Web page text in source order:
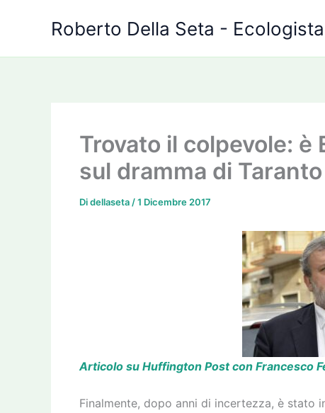
Roberto Della Seta -
Trovato il colpevole: è
sul dramma di Taranto
Didellaseta /1 Dicembre 2017
Articolo su Huffington Post con Francesco
Finalmente, dopo anni di incertezza, è